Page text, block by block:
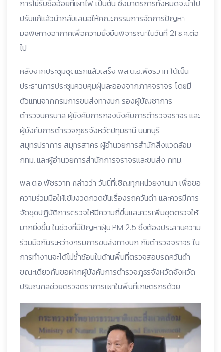
การไม่รับซื้ออ้อยที่เผาไฟ เป็นต้น ซึ่งมาตรการทั้งหมดจะนำไป
ปรับแก้แล้วนำกลับเสนอให้คณะกรรมการจัดการปัญหา
มลพิษทางอากาศเพื่อความยั่งยืนพิจารณาในวันที่ 21 ธ.ค.ต่อ
ไป
หลังจากประชุมชุดแรกแล้วเสร็จ พล.ต.อ.พัชรวาท ได้เป็น
ประธานการประชุมควบคุมฝุ่นละอองจากภาคจราจร โดยมี
ตัวแทนจากกรมการขนส่งทางบก รองผู้บัญชาการ
ตำรวจนครบาล ผู้บังคับการกองบังคับการตำรวจจราจร และ
ผู้บังคับการตำรวจภูธรจังหวัดปทุมธานี นนทบุรี
สมุทรปราการ สมุทรสาคร ผู้อำนวยการสำนักสิ่งแวดล้อม
กทม. และผู้อำนวยการสำนักการจราจรและขนส่ง กทม.
พล.ต.อ.พัชรวาท กล่าวว่า วันนี้ที่เชิญทุกหน่วยงานมา เพื่อขอ
ความร่วมมือให้เข้มงวดกวดขันเรื่องรถควันดำ และควรมีการ
จัดชุดปฏิบัติการตรวจให้มีความถี่ขึ้นและควรเพิ่มชุดตรวจให้
มากยิ่งขึ้น ในช่วงที่มีปัญหาฝุ่น PM 2.5 ซึ่งต้องประสานความ
ร่วมมือกันระหว่างกรมการขนส่งทางบก กับตำรวจจราจร ใน
การทำงานจะได้ไม่ซ้ำซ้อนในด้านพื้นที่ตรวจสอบรถควันดำ
ขณะเดียวกันขอฝากผู้บังคับการตำรวจภูธรจังหวัดจังหวัด
ปริมณฑลช่วยตรวจตราการเผาในพื้นที่เกษตรกรด้วย